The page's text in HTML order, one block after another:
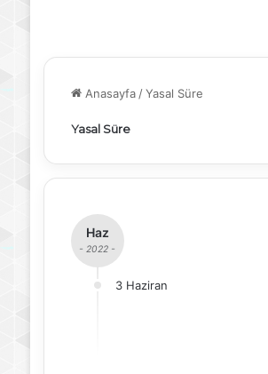
Anasayfa / Yasal Süre
Yasal Süre
Haz
- 2022 -
3 Haziran